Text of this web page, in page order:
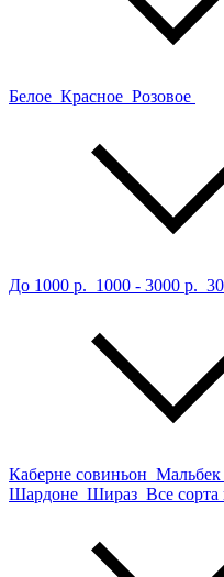
Белое Красное Розовое
До 1000 р. 1000 - 3000 р.
Каберне совиньон Мальбек
Шардоне Шираз Все сорта